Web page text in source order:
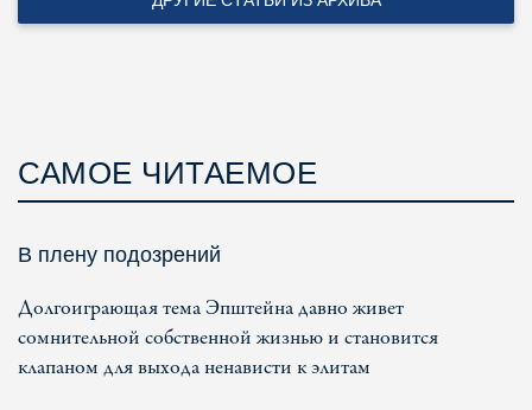
САМОЕ ЧИТАЕМОЕ
В плену подозрений
Долгоиграющая тема Эпштейна давно живет
сомнительной собственной жизнью и становится
клапаном для выхода ненависти к элитам